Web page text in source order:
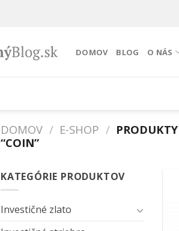
DOMOV BLOG O NÁS
DOMOV / E-SHOP /
“COIN”
KATEGÓRIE PRODUKTOV
Investičné zlato